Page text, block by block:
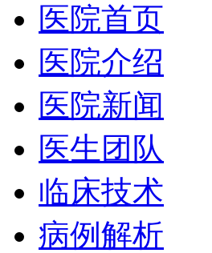
医院首页
医院介绍
医院新闻
医生团队
临床技术
病例解析